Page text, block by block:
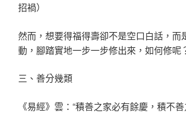
招禍）
然而，想要得福得壽卻不是空口白話，而
動，腳踏實地一步一步修出來，如何修呢
三、善分幾類
《易經》雲：“積善之家必有餘慶，積不